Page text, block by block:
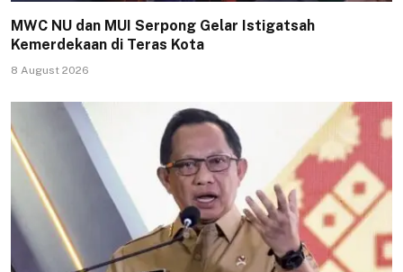
MWC NU dan MUI Serpong Gelar Istigatsah
Kemerdekaan di Teras Kota
8 August 2026